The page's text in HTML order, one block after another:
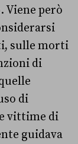
Viene però
sulle morti
di
di
vittime di
guidava